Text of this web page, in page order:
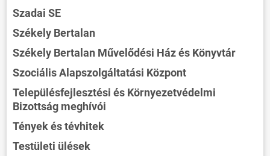
Szadai SE
Székely Bertalan
Székely Bertalan Művelődési Ház és Könyvtár
Szociális Alapszolgáltatási Központ
Településfejlesztési és Környezetvédelmi
Bizottság meghívói
Tények és tévhitek
Testületi ülések